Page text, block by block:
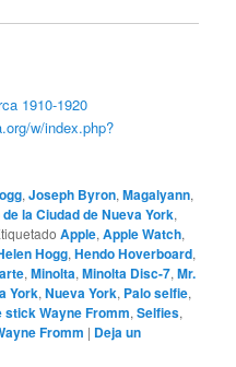
1910-1920
w/index.php?
,Joseph Byron,Magalyann,
la Ciudad de Nueva York,
Apple,Apple Watch,
Hogg,Hendo Hoverboard,
,Minolta,Minolta Disc-7,Mr.
York,Nueva York, Palo selfie,
stick Wayne Fromm,Selfies,
Fromm | Deja un